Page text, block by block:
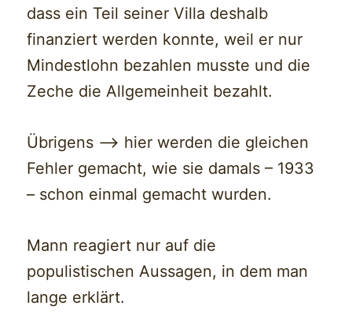
dass ein Teil seiner Villa deshalb
finanziert werden konnte, weil er nur
Mindestlohn bezahlen musste und die
Zeche die Allgemeinheit bezahlt.
Übrigens —> hier werden die gleichen
Fehler gemacht, wie sie damals – 1933
– schon einmal gemacht wurden.
Mann reagiert nur auf die
populistischen Aussagen, in dem man
lange erklärt.